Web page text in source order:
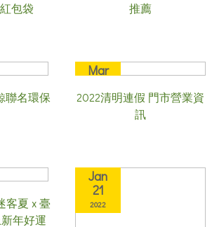
包袋
推薦
聯名環保
Mar
2022
2022清明連假 門市營業資
訊
客夏 x 臺
年好運
Jan
21
2022